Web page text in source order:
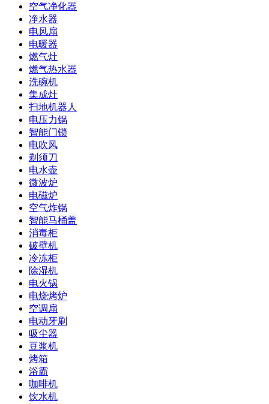
空气净化器
净水器
电风扇
电暖器
燃气灶
燃气热水器
洗碗机
集成灶
扫地机器人
电压力锅
智能门锁
电吹风
剃须刀
电水壶
微波炉
电磁炉
空气炸锅
智能马桶盖
消毒柜
破壁机
冷冻柜
除湿机
电火锅
电烧烤炉
空调扇
电动牙刷
吸尘器
豆浆机
烤箱
浴霸
咖啡机
饮水机